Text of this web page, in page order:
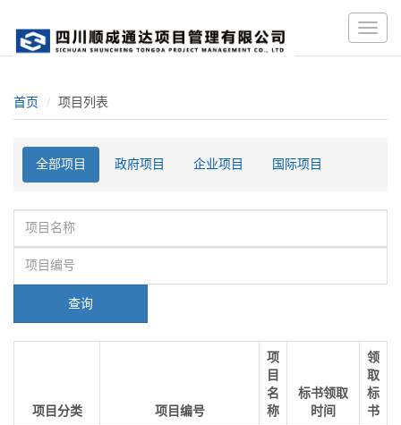
Toggle
首页 项目列表
全部项目 政府项目 企业项目 国际项目
查询
项目分类 项目编号
项
目
名
称
标书领取
时间
领
取
标
书